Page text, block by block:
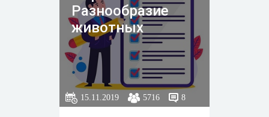
Разнообразие
животных
15.11.2019 5716 8